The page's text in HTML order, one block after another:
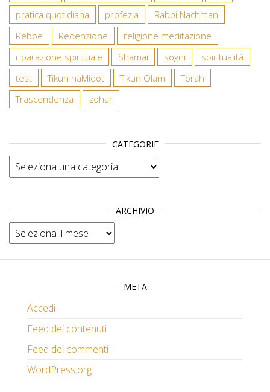
pratica quotidiana
profezia
Rabbi Nachman
Rebbe
Redenzione
religione meditazione
riparazione spirituale
Shamai sogni
spiritualità
test
Tikun haMidot Tikun Olam
Torah
Trascendenza
zohar
CATEGORIE
Categorie
ARCHIVIO
Archivio
META
Accedi
Feed dei contenuti
Feed dei commenti
WordPress.org